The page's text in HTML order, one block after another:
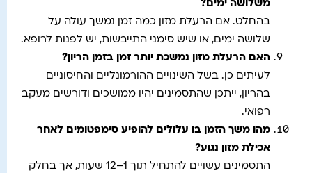
משלושה ימים?
בהחלט. אם הרעלת מזון כמה זמן נמשך עולה על
שלושה ימים, או שיש סימני התייבשות, יש לפנות לרופא.
האם הרעלת מזון נמשכת יותר זמן בזמן הריון ?
לעיתים כן. בשל השינויים ההורמונליים והחיסוניים
בהריון, ייתכן שהתסמינים יהיו ממושכים ודורשים מעקב
רפואי.
מהו משך הזמן בו עלולים להופיע סימפטומים לאחר
אכילת מזון נגוע?
התסמינים עשויים להתחיל תוך 1–12 שעות, אך בחלק